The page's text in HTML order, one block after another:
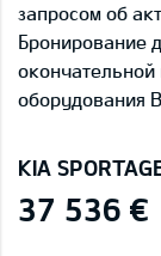
запросом об
Бронирование
оборудования
KIA
37 536 €